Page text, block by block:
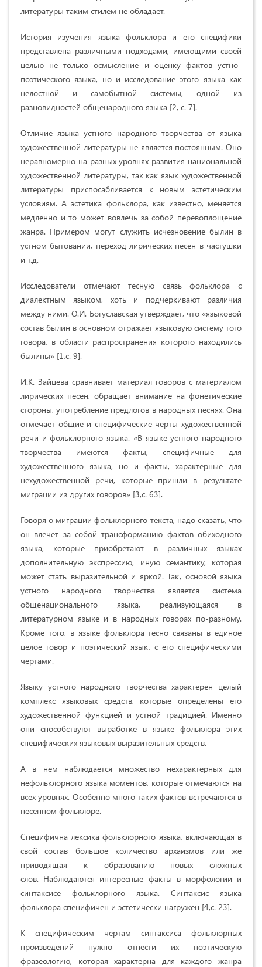
литературы таким стилем не обладает.
История изучения языка фольклора и его специфики
представлена различными подходами, имеющими своей
целью не только осмысление и оценку фактов устно-
поэтического языка, но и исследование этого языка как
целостной и самобытной системы, одной из
разновидностей общенародного языка [2, с. 7].
Отличие языка устного народного творчества от языка
художественной литературы не является постоянным. Оно
неравномерно на разных уровнях развития национальной
художественной литературы, так как язык художественной
литературы приспосабливается к новым эстетическим
условиям. А эстетика фольклора, как известно, меняется
медленно и то может вовлечь за собой перевоплощение
жанра. Примером могут служить исчезновение былин в
устном бытовании, переход лирических песен в частушки
и т.д.
Исследователи отмечают тесную связь фольклора с
диалектным языком, хоть и подчеркивают различия
между ними. О.И. Богуславская утверждает, что «языковой
состав былин в основном отражает языковую систему того
говора, в области распространения которого находились
былины» [1,с. 9].
И.К. Зайцева сравнивает материал говоров с материалом
лирических песен, обращает внимание на фонетические
стороны, употребление предлогов в народных песнях. Она
отмечает общие и специфические черты художественной
речи и фольклорного языка. «В языке устного народного
творчества имеются факты, специфичные для
художественного языка, но и факты, характерные для
нехудожественной речи, которые пришли в результате
миграции из других говоров» [3,с. 63].
Говоря о миграции фольклорного текста, надо сказать, что
он влечет за собой трансформацию фактов обиходного
языка, которые приобретают в различных языках
дополнительную экспрессию, иную семантику, которая
может стать выразительной и яркой. Так, основой языка
устного народного творчества является система
общенационального языка, реализующаяся в
литературном языке и в народных говорах по-разному.
Кроме того, в языке фольклора тесно связаны в единое
целое говор и поэтический язык, с его специфическими
чертами.
Языку устного народного творчества характерен целый
комплекс языковых средств, которые определены его
художественной функцией и устной традицией. Именно
они способствуют выработке в языке фольклора этих
специфических языковых выразительных средств.
А в нем наблюдается множество нехарактерных для
нефольклорного языка моментов, которые отмечаются на
всех уровнях. Особенно много таких фактов встречаются в
песенном фольклоре.
Специфична лексика фольклорного языка, включающая в
свой состав большое количество архаизмов или же
приводящая к образованию новых сложных
слов. Наблюдаются интересные факты в морфологии и
синтаксисе фольклорного языка. Синтаксис языка
фольклора специфичен и эстетически нагружен [4,с. 23].
К специфическим чертам синтаксиса фольклорных
произведений нужно отнести их поэтическую
фразеологию, которая характерна для каждого жанра